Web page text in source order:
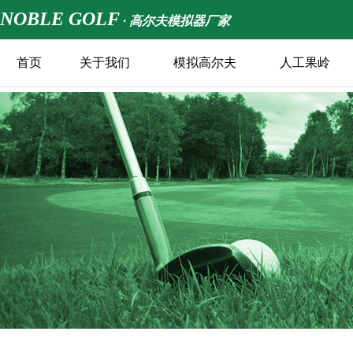
NOBLE GOLF · 高尔夫模拟器厂家
首页 关于我们 模拟高尔夫 人工果岭